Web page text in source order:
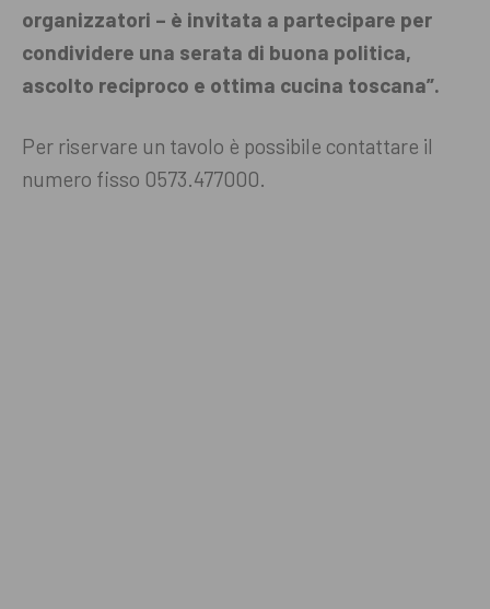
organizzatori – è invitata a partecipare per
condividere una serata di buona politica,
ascolto reciproco e ottima cucina toscana”.
Per riservare un tavolo è possibile contattare il
numero fisso 0573.477000.